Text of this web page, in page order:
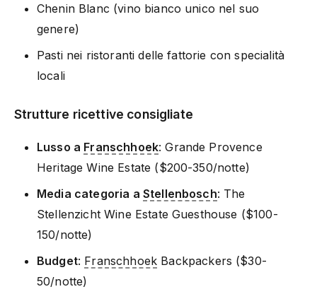
Chenin Blanc (vino bianco unico nel suo
genere)
Pasti nei ristoranti delle fattorie con specialità
locali
Strutture ricettive consigliate
Lusso a Franschhoek: Grande Provence
Heritage Wine Estate ($200-350/notte)
Media categoria a Stellenbosch: The
Stellenzicht Wine Estate Guesthouse ($100-
150/notte)
Budget: Franschhoek Backpackers ($30-
50/notte)